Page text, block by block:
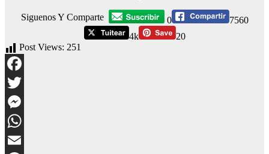
Siguenos Y Comparte 0
7560
4k
20
Post Views: 251
Facebook
Twitter
Messenger
WhatsApp